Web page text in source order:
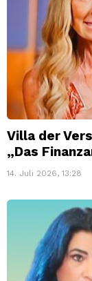
Villa der
„Das
14. Juli 2026, 13:28